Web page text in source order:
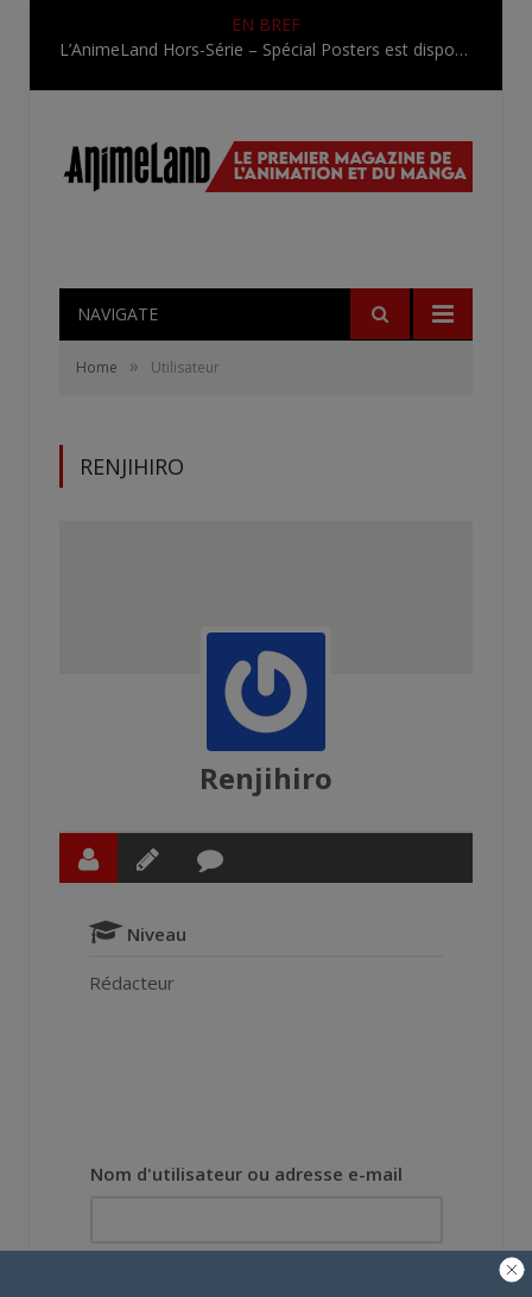
EN BREF
L’AnimeLand Hors-Série – Spécial Posters est disponible !
NAVIGATE
Home » Utilisateur
RENJIHIRO
Renjihiro
Niveau
Rédacteur
Nom d'utilisateur ou adresse e-mail